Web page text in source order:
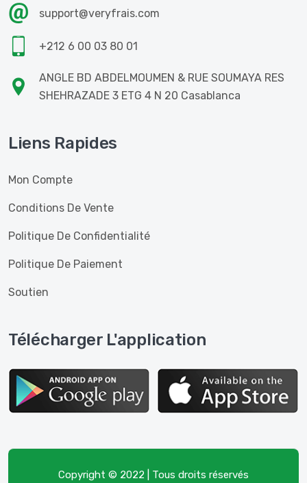
support@veryfrais.com
+212 6 00 03 80 01
ANGLE BD ABDELMOUMEN & RUE SOUMAYA RES
SHEHRAZADE 3 ETG 4 N 20 Casablanca
Liens Rapides
Mon Compte
Conditions De Vente
Politique De Confidentialité
Politique De Paiement
Soutien
Télécharger L'application
Copyright © 2022 | Tous droits réservés